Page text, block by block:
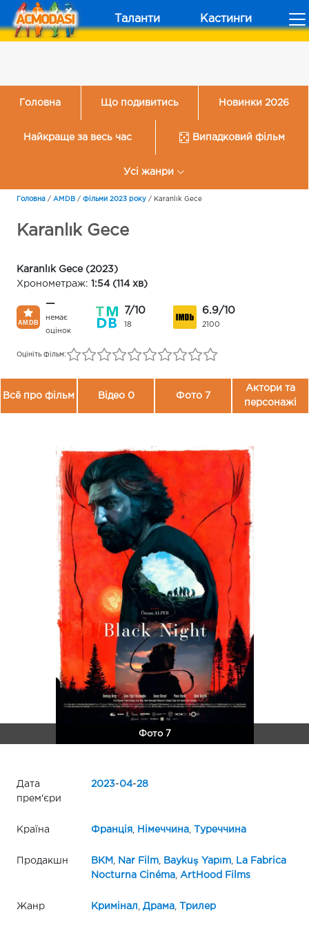
Таланти Кастинги
Головна Що подивитись Новинки 2026
Найкраще за весь час Випадковий фільм
Усі жанри
Головна / AMDB / Фільми 2023 року / Karanlık Gece
Karanlık Gece
Karanlık Gece (2023)
Хронометраж: 1:54 (114 хв)
—
немає
оцінок
7/10
18
6.9/10
2100
Оцініть фільм:
Всё про фільм Відео 0 Фото 7
Актори та
персонажі
Фото 7
Дата
прем'єри
2023-04-28
Країна Франція, Німеччина, Туреччина
Продакшн BKM Nar Film, Baykuş Yapım,
La Fabrica
Nocturna Cinéma, ArtHood Films
Жанр Кримінал Драма, Трилер